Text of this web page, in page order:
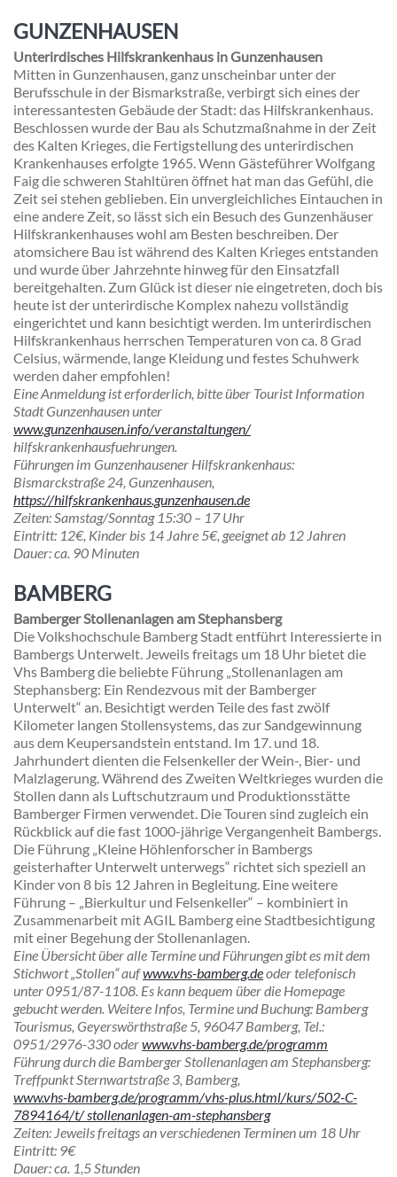
GUNZENHAUSEN
Unterirdisches Hilfskrankenhaus in Gunzenhausen
Mitten in Gunzenhausen, ganz unscheinbar unter der
Berufsschule in der Bismarkstraße, verbirgt sich eines der
interessantesten Gebäude der Stadt: das Hilfskrankenhaus.
Beschlossen wurde der Bau als Schutzmaßnahme in der Zeit
des Kalten Krieges, die Fertigstellung des unterirdischen
Krankenhauses erfolgte 1965. Wenn Gästeführer Wolfgang
Faig die schweren Stahltüren öffnet hat man das Gefühl, die
Zeit sei stehen geblieben. Ein unvergleichliches Eintauchen in
eine andere Zeit, so lässt sich ein Besuch des Gunzenhäuser
Hilfskrankenhauses wohl am Besten beschreiben. Der
atomsichere Bau ist während des Kalten Krieges entstanden
und wurde über Jahrzehnte hinweg für den Einsatzfall
bereitgehalten. Zum Glück ist dieser nie eingetreten, doch bis
heute ist der unterirdische Komplex nahezu vollständig
eingerichtet und kann besichtigt werden. Im unterirdischen
Hilfskrankenhaus herrschen Temperaturen von ca. 8 Grad
Celsius, wärmende, lange Kleidung und festes Schuhwerk
werden daher empfohlen!
Eine Anmeldung ist erforderlich, bitte über Tourist Information
StadtGunzenhausen unter
www.gunzenhausen.info/veranstaltungen/
hilfskrankenhausfuehrungen.
Führungen im Gunzenhausener Hilfskrankenhaus:
Bismarckstraße 24, Gunzenhausen,
https://hilfskrankenhaus.gunzenhausen.de
Zeiten: Samstag/Sonntag 15:30 – 17 Uhr
Eintritt: 12€, Kinder bis 14 Jahre 5€, geeignet ab 12 Jahren
Dauer: ca. 90 Minuten
BAMBERG
Bamberger Stollenanlagen am Stephansberg
Die Volkshochschule Bamberg Stadt entführt Interessierte in
Bambergs Unterwelt. Jeweils freitags um 18 Uhr bietet die
Vhs Bamberg die beliebte Führung „Stollenanlagen am
Stephansberg: Ein Rendezvous mit der Bamberger
Unterwelt“ an. Besichtigt werden Teile des fast zwölf
Kilometer langen Stollensystems, das zur Sandgewinnung
aus dem Keupersandstein entstand. Im 17. und 18.
Jahrhundert dienten die Felsenkeller der Wein-, Bier- und
Malzlagerung. Während des Zweiten Weltkrieges wurden die
Stollen dann als Luftschutzraum und Produktionsstätte
Bamberger Firmen verwendet. Die Touren sind zugleich ein
Rückblick auf die fast 1000-jährige Vergangenheit Bambergs.
Die Führung „Kleine Höhlenforscher in Bambergs
geisterhafter Unterwelt unterwegs“ richtet sich speziell an
Kinder von 8 bis 12 Jahren in Begleitung. Eine weitere
Führung – „Bierkultur und Felsenkeller“ – kombiniert in
Zusammenarbeit mit AGIL Bamberg eine Stadtbesichtigung
mit einer Begehung der Stollenanlagen.
Eine Übersicht über alle Termine und Führungen gibt es mit dem
Stichwort „Stollen“ aufwww.vhs-bamberg.deoder telefonisch
unter 0951/87-1108. Es kann bequem über die Homepage
gebucht werden. Weitere Infos, Termine und Buchung: Bamberg
Tourismus, Geyerswörthstraße 5, 96047 Bamberg, Tel.:
0951/2976-330 oderwww.vhs-bamberg.de/programm
Führung durch die Bamberger Stollenanlagen am Stephansberg:
Treffpunkt Sternwartstraße 3, Bamberg,
www.vhs-bamberg.de/programm/vhs-plus.html/kurs/502-C-
7894164/t/ stollenanlagen-am-stephansberg
Zeiten: Jeweils freitags an verschiedenen Terminen um 18 Uhr
Eintritt: 9€
Dauer: ca. 1,5 Stunden